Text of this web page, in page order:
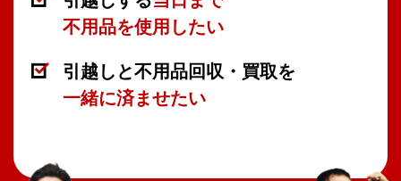
不用品を使用したい
引越しと不用品回収・買取を
一緒に済ませたい